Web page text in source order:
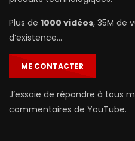
Plus de 1000 vidéos, 35M de
d’existence…
ME CONTACTER
J’essaie de répondre à tous
commentaires de YouTube.